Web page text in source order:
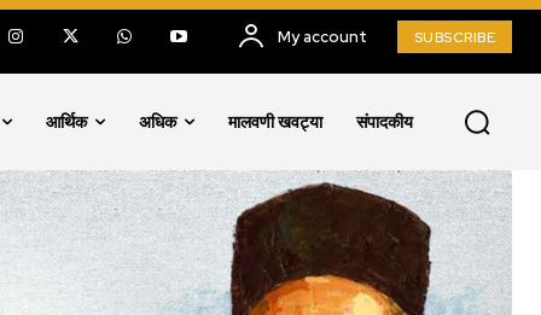
My account SUBSCRIBE
आर्थिक अधिक मालवणी खवट्या संपादकीय